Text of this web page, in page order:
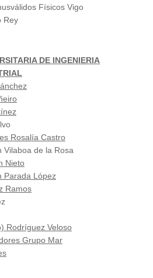
Físicos Vigo
Rey
DE INGENIERIA
Rosalía Castro
Vilaboa de la Rosa
Nieto
Parada López
Ramos
Rodríguez Veloso
Grupo Mar